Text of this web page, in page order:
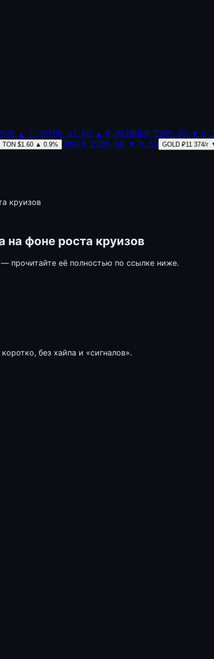
▲ 1.7%TON $1.60 ▲ 0.9%IMOEX 2285.88 ▼
TON $1.60 ▲ 0.9% IMOEX 2285.88 ▼ 0.3% GOLD ₽11 374/г
круизов
на фоне роста круизов
— прочитайте её полностью по ссылке ниже.
без хайпа и «сигналов».